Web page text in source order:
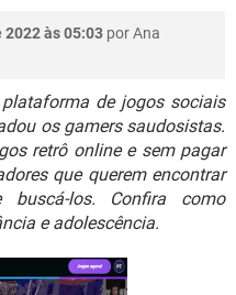
FACEBOOK
FACEBOOK
EXCEL
GMAIL
2022 às 05:03 porAna
de jogos sociais
os gamers saudosistas.
retrô online e sem pagar
que querem encontrar
los. Confira como
e adolescência.